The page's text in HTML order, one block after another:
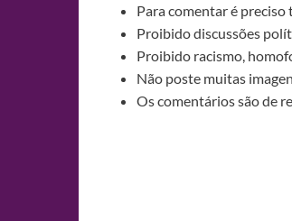
Para comentar é
Proibido discussões
Proibido racismo,
Não poste muitas
Os comentários são de